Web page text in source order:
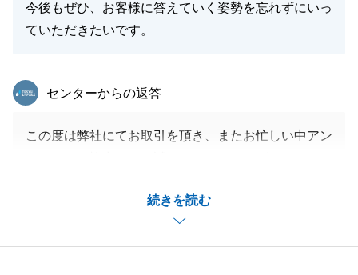
今後もぜひ、お客様に答えていく姿勢を忘れずにいっ
ていただきたいです。
続きを読む
東急リバブル
センターからの返答
この度は弊社にてお取引を頂き、またお忙しい中アン
作って頂きありがとうございます。
お時間を作っていただけたことで、無事にお取引を進
める事が出来ました。